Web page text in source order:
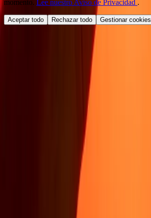
momento. Lee nuestro Aviso de Privacidad .
Aceptar todo Rechazar todo Gestionar cookies